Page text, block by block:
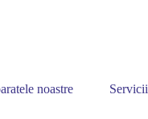
noastre Servicii